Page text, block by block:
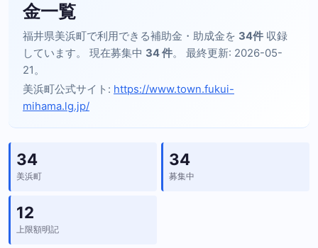
金一覧
福井県美浜町で利用できる補助金・助成金を 34件 収録
しています。 現在募集中 34 件。 最終更新: 2026-05-
21。
美浜町公式サイト: https://www.town.fukui-
mihama.lg.jp/
34
美浜町
34
募集中
12
上限額明記